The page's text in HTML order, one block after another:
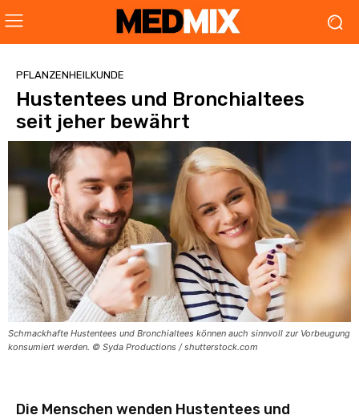
PFLANZENHEILKUNDE
Hustentees und Bronchialtees
seit jeher bewährt
Schmackhafte Hustentees und Bronchialtees können auch sinnvoll zur Vorbeugung
konsumiert werden. © Syda Productions / shutterstock.com
Die Menschen wenden Hustentees und